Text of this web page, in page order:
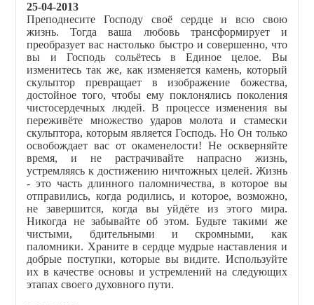
25-04-2013
Преподнесите Господу своё сердце и всю свою
жизнь. Тогда ваша любовь трансформирует и
преобразует вас настолько быстро и совершенно, что
вы и Господь сольётесь в Единое целое. Вы
изменитесь так же, как изменяется камень, который
скульптор превращает в изображение божества,
достойное того, чтобы ему поклонялись поколения
чистосердечных людей. В процессе изменения вы
переживёте множество ударов молота и стамески
скульптора, которым является Господь. Но Он только
освобождает вас от окаменелости! Не оскверняйте
время, и не растрачивайте напрасно жизнь,
устремляясь к достижению ничтожных целей. Жизнь
- это часть длинного паломничества, в которое вы
отправились, когда родились, и которое, возможно,
не завершится, когда вы уйдёте из этого мира.
Никогда не забывайте об этом. Будьте такими же
чистыми, бдительными и скромными, как
паломники. Храните в сердце мудрые наставления и
добрые поступки, которые вы видите. Используйте
их в качестве основы и устремлений на следующих
этапах своего духовного пути.